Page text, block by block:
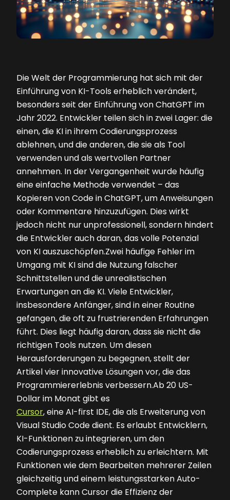
Die Welt der Programmierung hat sich mit der
Einführung von KI-Tools erheblich verändert,
besonders seit der Einführung von ChatGPT im
Jahr 2022. Entwickler teilen sich in zwei Lager: die
einen, die KI in ihrem Codierungsprozess
ablehnen, und die anderen, die sie als Tool
verwenden und als wertvollen Partner
annehmen. In der Vergangenheit wurde häufig
eine einfache Methode verwendet – das
Kopieren von Code in ChatGPT, um Anweisungen
oder Kommentare hinzuzufügen. Dies wirkt
jedoch nicht nur unprofessionell, sondern hindert
die Entwickler auch daran, das volle Potenzial
von KI auszuschöpfen.Zwei häufige Fehler im
Umgang mit KI sind die Nutzung falscher
Schnittstellen und die unrealistischen
Erwartungen an die KI. Viele Entwickler,
insbesondere Anfänger, sind in einer Routine
gefangen, die oft zu frustrierenden Erfahrungen
führt. Dies liegt häufig daran, dass sie nicht die
richtigen Tools nutzen. Um diesen
Herausforderungen zu begegnen, stellt der
Artikel vier innovative Lösungen vor, die das
Programmiererlebnis verbessern.Ab 20 US-
Dollar im Monat gibt es
Cursor, eine AI-first IDE, die als Erweiterung von
Visual Studio Code dient. Es erlaubt Entwicklern,
KI-Funktionen zu integrieren, um den
Codierungsprozess erheblich zu erleichtern. Mit
Funktionen wie dem Bearbeiten mehrerer Zeilen
gleichzeitig und einem leistungsstarken Auto-
Complete kann Cursor die Effizienz der